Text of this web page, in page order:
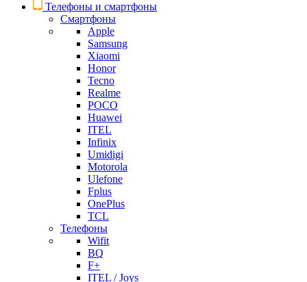
Телефоны и смартфоны
Смартфоны
Apple
Samsung
Xiaomi
Honor
Tecno
Realme
POCO
Huawei
ITEL
Infinix
Umidigi
Motorola
Ulefone
Fplus
OnePlus
TCL
Телефоны
Wifit
BQ
F+
ITEL / Joys